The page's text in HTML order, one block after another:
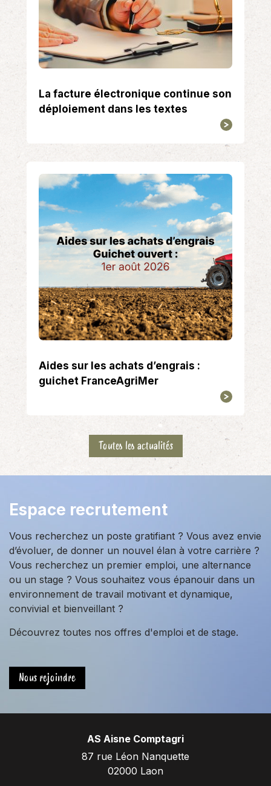
La facture électronique continue son
déploiement dans les textes
Aides sur les achats d’engrais :
guichet FranceAgriMer
Toutes les actualités
Espace recrutement
Vous recherchez un poste gratifiant ? Vous avez envie
d’évoluer, de donner un nouvel élan à votre carrière ?
Vous recherchez un premier emploi, une alternance
ou un stage ? Vous souhaitez vous épanouir dans un
environnement de travail motivant et dynamique,
convivial et bienveillant ?
Découvrez toutes nos offres d'emploi et de stage.
Nous rejoindre
AS Aisne Comptagri
87 rue Léon Nanquette
02000 Laon